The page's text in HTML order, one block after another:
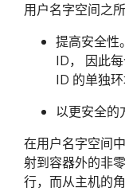
用户名字空间之
提高安全性
ID， 因此
ID 的单独环
以更安全的
在用户名字空间
射到容器外的非
行，而从主机的